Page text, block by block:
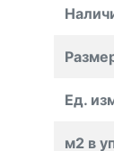
Ед.
м2 в